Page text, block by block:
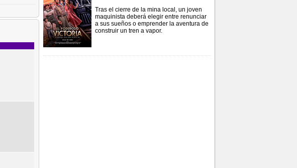
Tras el cierre de la mina local, un joven
maquinista deberá elegir entre renunciar
a sus sueños o emprender la aventura de
construir un tren a vapor.